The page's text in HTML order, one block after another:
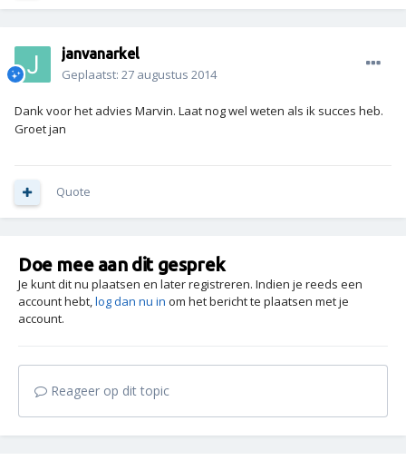
janvanarkel
Geplaatst: 27 augustus 2014
Dank voor het advies Marvin. Laat nog wel weten als ik succes heb.
Groet jan
Quote
Doe mee aan dit gesprek
Je kunt dit nu plaatsen en later registreren. Indien je reeds een
account hebt,log dan nu in om het bericht te plaatsen met je
account.
Reageer op dit topic